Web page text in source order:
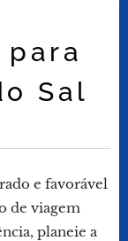
Sal
e favorável
de viagem
planeie a